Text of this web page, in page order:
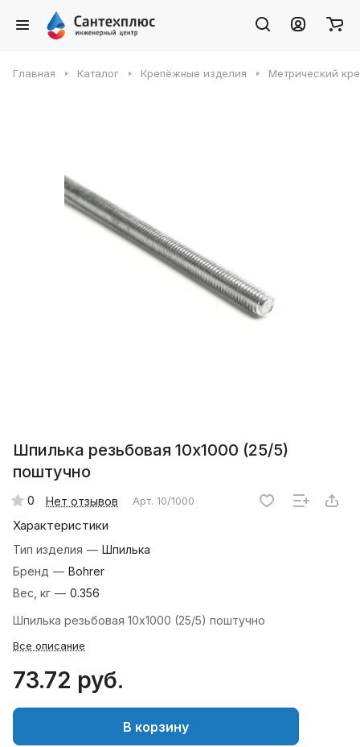
Главная Каталог Крепёжные изделия Метрический
Шпилька резьбовая 10х1000 (25/5)
поштучно
0 Нет отзывов Арт. 10/1000
Характеристики
Тип изделия — Шпилька
Бренд — Bohrer
Вес, кг — 0.356
Шпилька резьбовая 10х1000 (25/5) поштучно
Все описание
73.72 руб.
В корзину